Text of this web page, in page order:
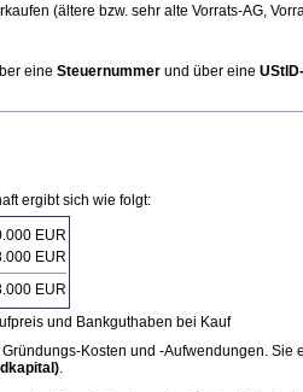
(ältere bzw. sehr alte Vorrats-AG,
eineSteuernummer und über eine
ergibt sich wie folgt:
EUR
EUR
EUR
und Bankguthaben bei Kauf
Kosten und -Aufwendungen. Sie
.